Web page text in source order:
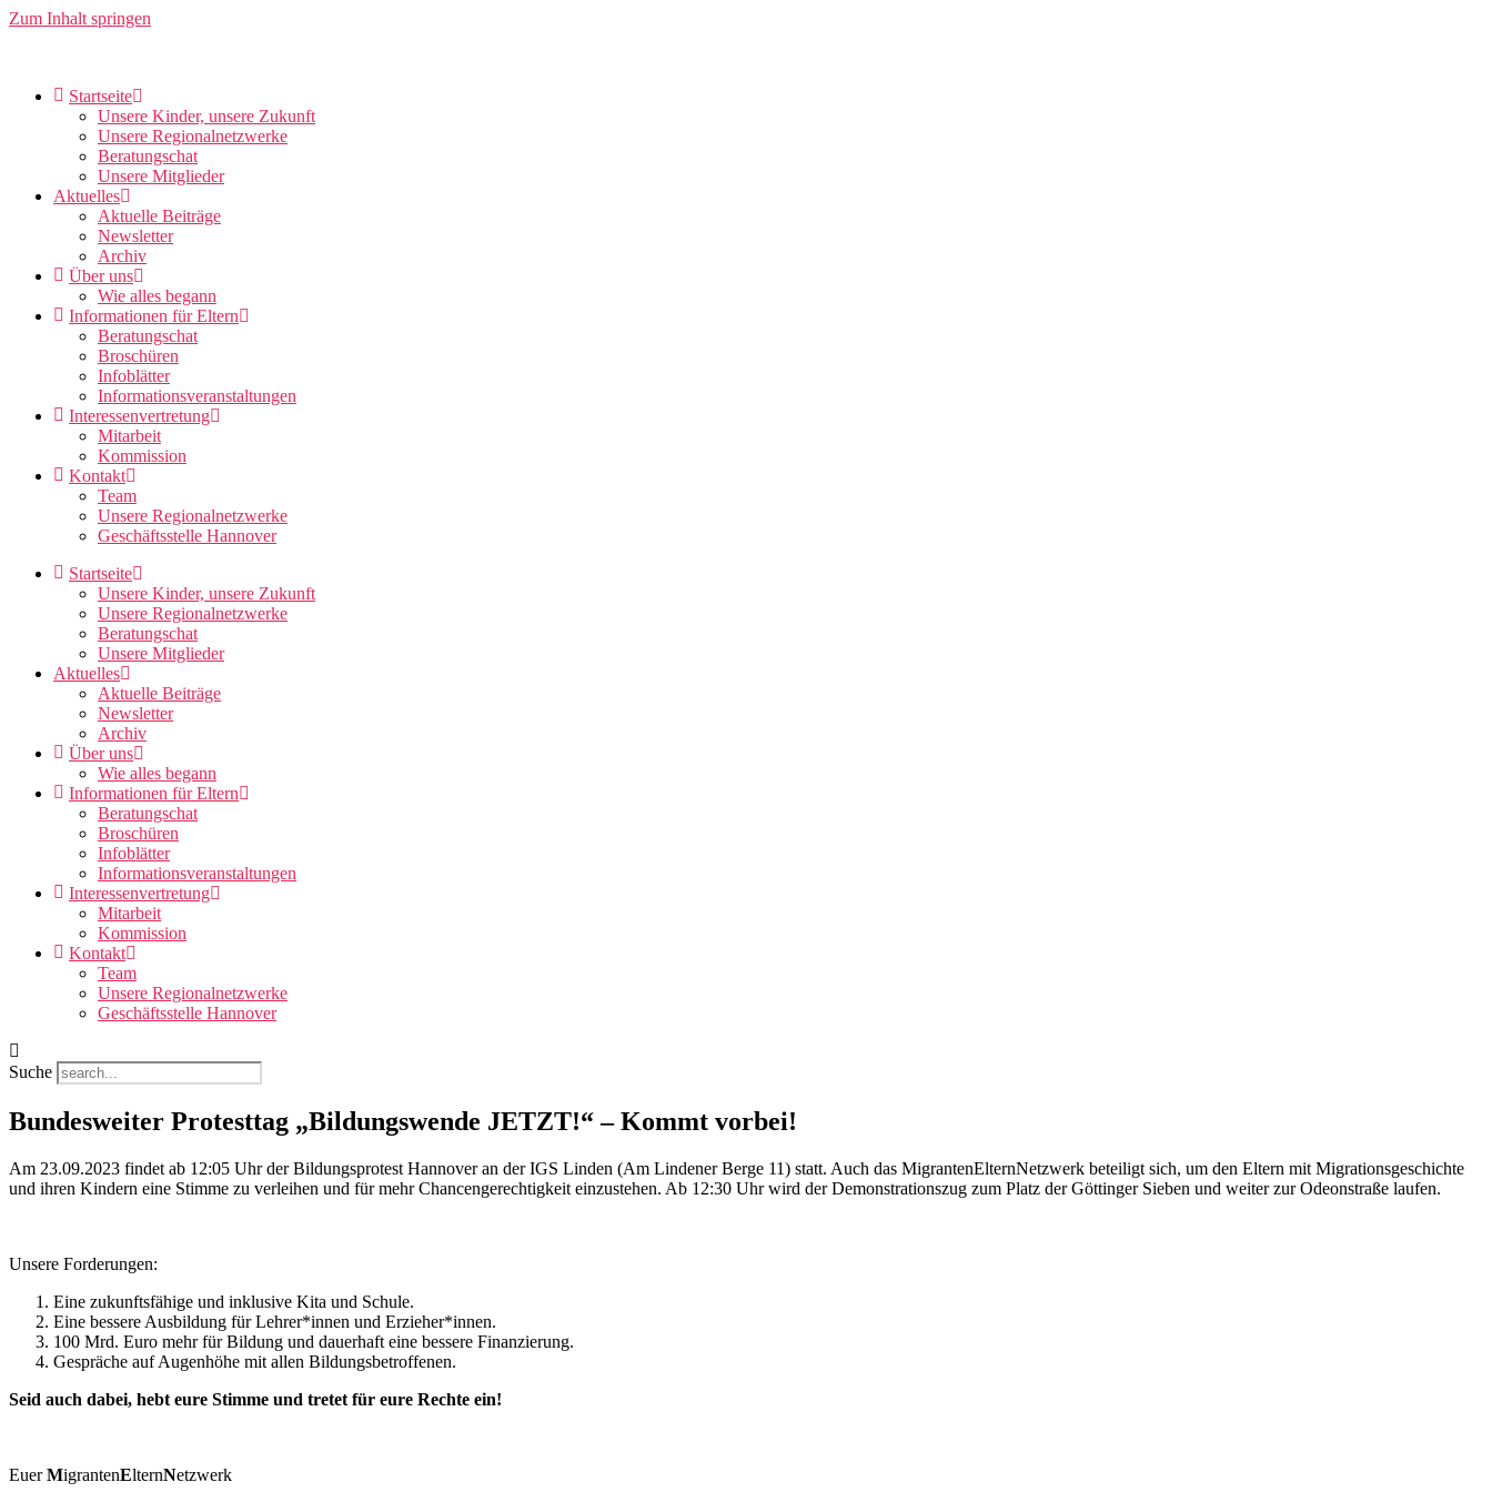
Zum Inhalt springen
Startseite
Unsere Kinder, unsere Zukunft
Unsere Regionalnetzwerke
Beratungschat
Unsere Mitglieder
Aktuelles
Aktuelle Beiträge
Newsletter
Archiv
Über uns
Wie alles begann
Informationen für Eltern
Beratungschat
Broschüren
Infoblätter
Informationsveranstaltungen
Interessenvertretung
Mitarbeit
Kommission
Kontakt
Team
Unsere Regionalnetzwerke
Geschäftsstelle Hannover
Startseite
Unsere Kinder, unsere Zukunft
Unsere Regionalnetzwerke
Beratungschat
Unsere Mitglieder
Aktuelles
Aktuelle Beiträge
Newsletter
Archiv
Über uns
Wie alles begann
Informationen für Eltern
Beratungschat
Broschüren
Infoblätter
Informationsveranstaltungen
Interessenvertretung
Mitarbeit
Kommission
Kontakt
Team
Unsere Regionalnetzwerke
Geschäftsstelle Hannover
Suche
Bundesweiter Protesttag „Bildungswende JETZT!“ – Kommt vorbei!
Am 23.09.2023 findet ab 12:05 Uhr der Bildungsprotest Hannover an der IGS Linden (Am Lindener Berge 11) statt. Auch das MigrantenElternNetzwerk beteiligt sich, um den Eltern mit Migrationsgeschichte
und ihren Kindern eine Stimme zu verleihen und für mehr Chancengerechtigkeit einzustehen. Ab 12:30 Uhr wird der Demonstrationszug zum Platz der Göttinger Sieben und weiter zur Odeonstraße laufen.
Unsere Forderungen:
Eine zukunftsfähige und inklusive Kita und Schule.
Eine bessere Ausbildung für Lehrer*innen und Erzieher*innen.
100 Mrd. Euro mehr für Bildung und dauerhaft eine bessere Finanzierung.
Gespräche auf Augenhöhe mit allen Bildungsbetroffenen.
Seid auch dabei, hebt eure Stimme und tretet für eure Rechte ein!
EuerMigrantenElternNetzwerk